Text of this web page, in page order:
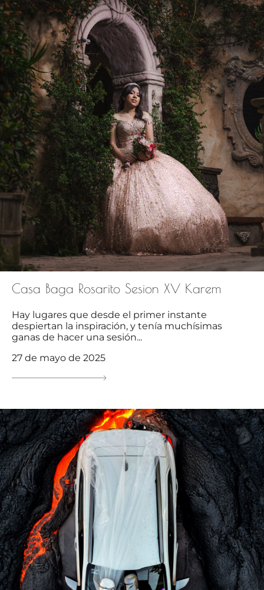
Casa Baga Rosarito Sesion XV Karem
Hay lugares que desde el primer instante
despiertan la inspiración, y tenía muchísimas
ganas de hacer una sesión...
27 de mayo de 2025